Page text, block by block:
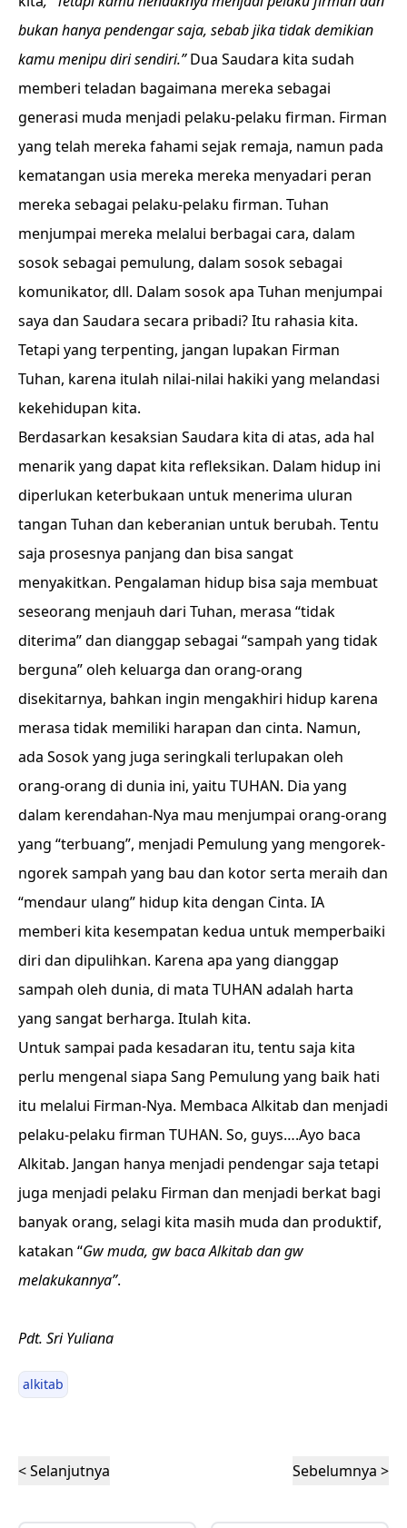
bukan hanya pendengar saja, sebab jika tidak demikian
kamu menipu diri sendiri.”Dua Saudara kita sudah
memberi teladan bagaimana mereka sebagai
generasi muda menjadi pelaku-pelaku firman. Firman
yang telah mereka fahami sejak remaja, namun pada
kematangan usia mereka mereka menyadari peran
mereka sebagai pelaku-pelaku firman. Tuhan
menjumpai mereka melalui berbagai cara, dalam
sosok sebagai pemulung, dalam sosok sebagai
komunikator, dll. Dalam sosok apa Tuhan menjumpai
saya dan Saudara secara pribadi? Itu rahasia kita.
Tetapi yang terpenting, jangan lupakan Firman
Tuhan, karena itulah nilai-nilai hakiki yang melandasi
kekehidupan kita.
Berdasarkan kesaksian Saudara kita di atas, ada hal
menarik yang dapat kita refleksikan. Dalam hidup ini
diperlukan keterbukaan untuk menerima uluran
tangan Tuhan dan keberanian untuk berubah. Tentu
saja prosesnya panjang dan bisa sangat
menyakitkan. Pengalaman hidup bisa saja membuat
seseorang menjauh dari Tuhan, merasa “tidak
diterima” dan dianggap sebagai “sampah yang tidak
berguna” oleh keluarga dan orang-orang
disekitarnya, bahkan ingin mengakhiri hidup karena
merasa tidak memiliki harapan dan cinta. Namun,
ada Sosok yang juga seringkali terlupakan oleh
orang-orang di dunia ini, yaitu TUHAN. Dia yang
dalam kerendahan-Nya mau menjumpai orang-orang
yang “terbuang”, menjadi Pemulung yang mengorek-
ngorek sampah yang bau dan kotor serta meraih dan
“mendaur ulang” hidup kita dengan Cinta. IA
memberi kita kesempatan kedua untuk memperbaiki
diri dan dipulihkan. Karena apa yang dianggap
sampah oleh dunia, di mata TUHAN adalah harta
yang sangat berharga. Itulah kita.
Untuk sampai pada kesadaran itu, tentu saja kita
perlu mengenal siapa Sang Pemulung yang baik hati
itu melalui Firman-Nya. Membaca Alkitab dan menjadi
pelaku-pelaku firman TUHAN. So, guys….Ayo baca
Alkitab. Jangan hanya menjadi pendengar saja tetapi
juga menjadi pelaku Firman dan menjadi berkat bagi
banyak orang, selagi kita masih muda dan produktif,
katakan “Gw muda, gw baca Alkitab dan gw
melakukannya”.
Pdt. Sri Yuliana
alkitab
< Selanjutnya Sebelumnya >